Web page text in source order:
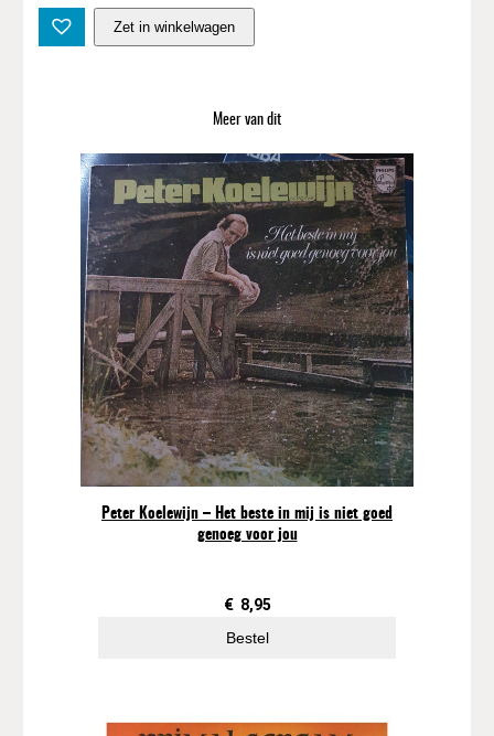
2
i
e
"
U
d
e
r
A
B
l
o
o
d
R
d
y
t
Zet in winkelwagen
Meer van dit
Peter Koelewijn – Het beste in mij is niet goed
genoeg voor jou
€ 8,95
Bestel